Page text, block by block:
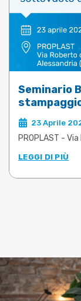
Seminario
23 Aprile
PROPLAST -
LEGGI DI PIÙ